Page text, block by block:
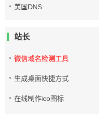
美国DNS
站长
微信域名检测工具
生成桌面快捷方式
在线制作ico图标